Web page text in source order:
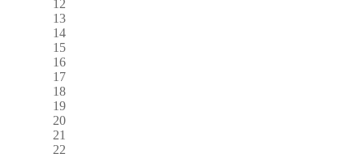
12
13
14
15
16
17
18
19
20
21
22